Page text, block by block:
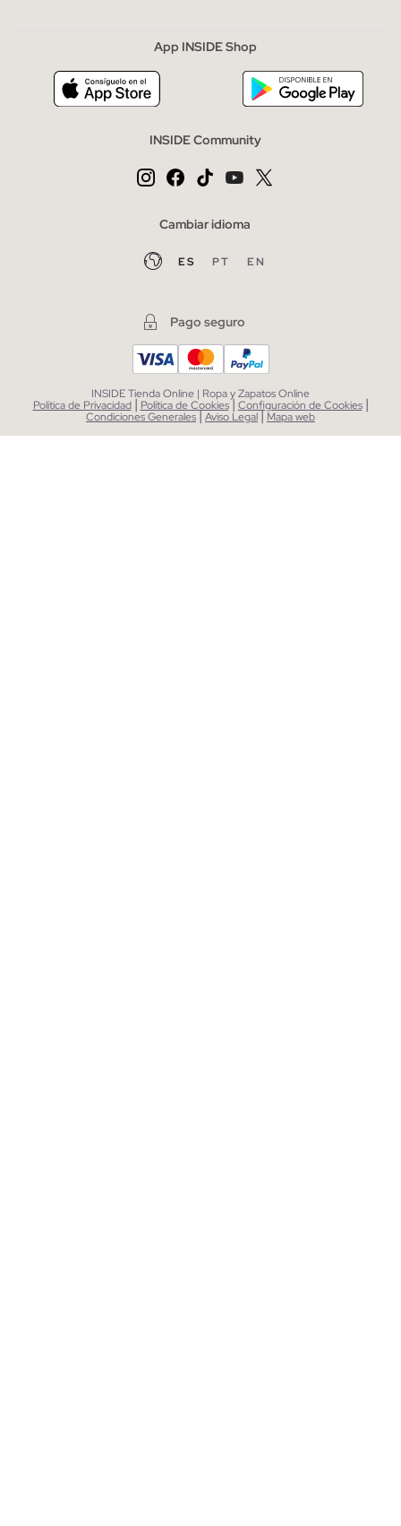
App INSIDE Shop
INSIDE Community
Cambiar idioma
ES PT EN
Pago seguro
INSIDE Tienda Online | Ropa y Zapatos Online
Política de Privacidad | Política de Cookies| Configuración de Cookies |
Condiciones Generales|Aviso Legal| Mapa web